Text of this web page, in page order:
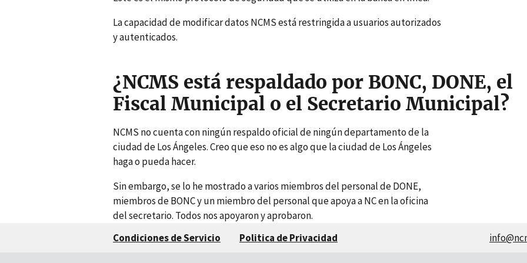
La capacidad de modificar datos NCMS está restringida a usuarios autorizados
y autenticados.
¿NCMS está respaldado por BONC, DONE, el
Fiscal Municipal o el Secretario Municipal?
NCMS no cuenta con ningún respaldo oficial de ningún departamento de la
ciudad de Los Ángeles. Creo que eso no es algo que la ciudad de Los Ángeles
haga o pueda hacer.
Sin embargo, se lo he mostrado a varios miembros del personal de DONE,
miembros de BONC y un miembro del personal que apoya a NC en la oficina
del secretario. Todos nos apoyaron y aprobaron.
Condiciones de Servicio
Politica de Privacidad